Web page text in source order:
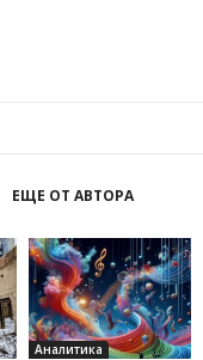
ЕЩЕ ОТ АВТОРА
Аналитика